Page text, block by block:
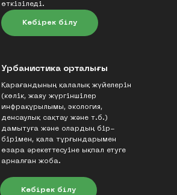
өткізіледі.
Урбанистика орталығы
Қарағандының қалалық жүйелерін
(көлік, жаяу жүргіншілер
инфрақұрылымы, экология,
денсаулық сақтау және т.б.)
дамытуға және олардың бір-
бірімен, қала тұрғындарымен
өзара әрекеттесуіне ықпал етуге
арналған жоба.
Көбірек білу
Көбірек білу